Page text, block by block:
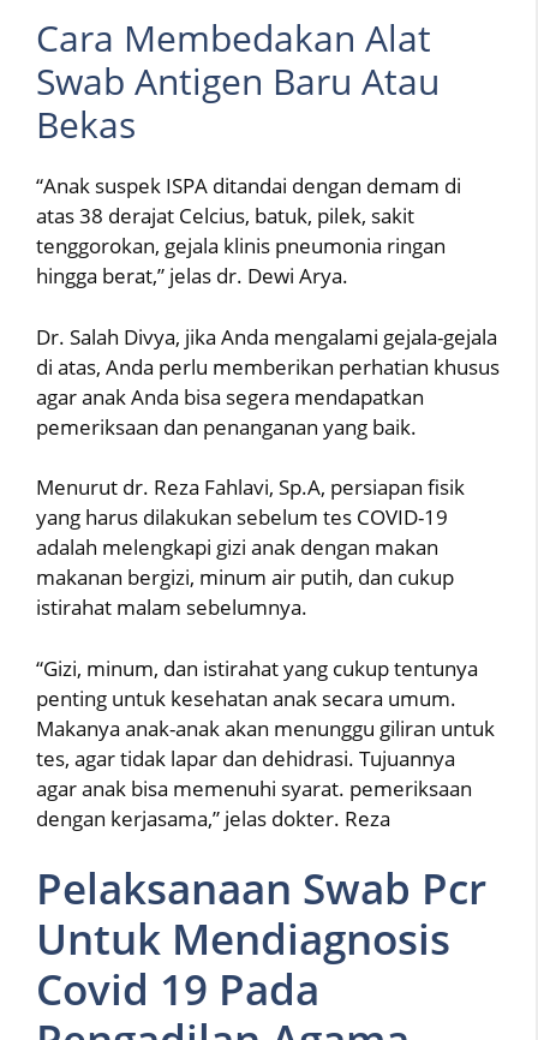
Cara Membedakan Alat
Swab Antigen Baru Atau
Bekas
“Anak suspek ISPA ditandai dengan demam di
atas 38 derajat Celcius, batuk, pilek, sakit
tenggorokan, gejala klinis pneumonia ringan
hingga berat,” jelas dr. Dewi Arya.
Dr. Salah Divya, jika Anda mengalami gejala-gejala
di atas, Anda perlu memberikan perhatian khusus
agar anak Anda bisa segera mendapatkan
pemeriksaan dan penanganan yang baik.
Menurut dr. Reza Fahlavi, Sp.A, persiapan fisik
yang harus dilakukan sebelum tes COVID-19
adalah melengkapi gizi anak dengan makan
makanan bergizi, minum air putih, dan cukup
istirahat malam sebelumnya.
“Gizi, minum, dan istirahat yang cukup tentunya
penting untuk kesehatan anak secara umum.
Makanya anak-anak akan menunggu giliran untuk
tes, agar tidak lapar dan dehidrasi. Tujuannya
agar anak bisa memenuhi syarat. pemeriksaan
dengan kerjasama,” jelas dokter. Reza
Pelaksanaan Swab Pcr
Untuk Mendiagnosis
Covid 19 Pada